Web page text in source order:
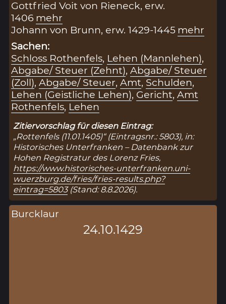
Gottfried Voit von Rieneck, erw.
1406 mehr
Johann von Brunn, erw. 1429-1445 mehr
Sachen:
Schloss Rothenfels, Lehen (Mannlehen),
Abgabe/ Steuer (Zehnt),Abgabe/ Steuer
(Zoll),Abgabe/ Steuer,Amt, Schulden,
Lehen (Geistliche Lehen), Gericht,Amt
Rothenfels, Lehen
Zitiervorschlag für diesen Eintrag:
„Rottenfels (11.01.1405)“ (Eintragsnr.: 5803), in:
Historisches Unterfranken – Datenbank zur
Hohen Registratur des Lorenz Fries,
https://www.historisches-unterfranken.uni-
wuerzburg.de/fries/fries-results.php?
eintrag=5803(Stand: 8.8.2026).
Burcklaur
24.10.1429